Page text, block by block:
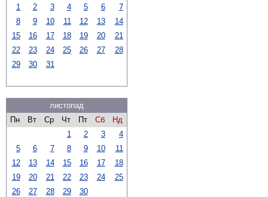
1
2 3 4 5 6
7
8
9 10 11 12 13
14
15
16 17 18 19 20
21
22
23 24 25 26 27
28
29
30 31
листопад
Пн
Вт Ср Чт Пт Сб
Нд
1
2 3
4
5
6 7 8 9 10
11
12
13 14 15 16 17
18
19
20 21 22 23 24
25
26
27 28 29 30